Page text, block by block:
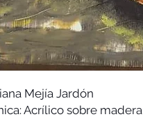
Mejía Jardón
Acrílico sobre madera